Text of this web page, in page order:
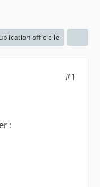
officielle
#1
: